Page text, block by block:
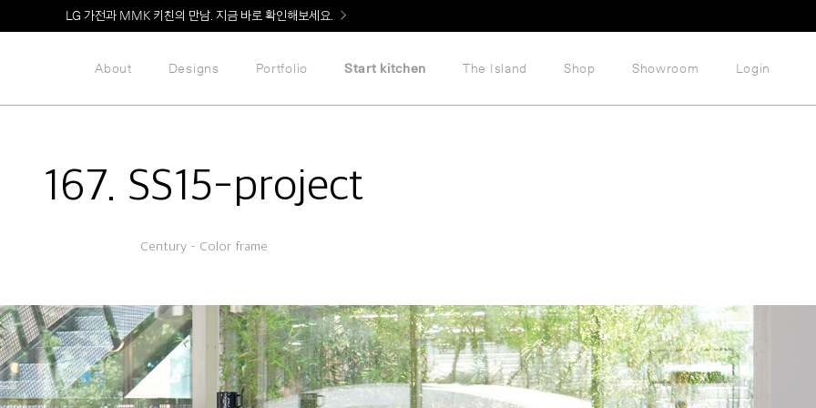
Welcome! 신규 회원가입 시 MMK Shop Coupon (총 60만원) 지급
About Designs Portfolio Start kitchen The Island Shop Showroom Login
167. SS15-project
Century – Color frame